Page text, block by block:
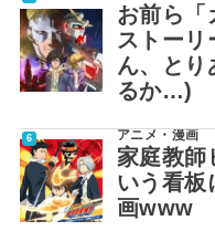
お前ら「
ストーリ
ん、とり
るか…)
アニメ・漫画
家庭教師
いう看板
画www